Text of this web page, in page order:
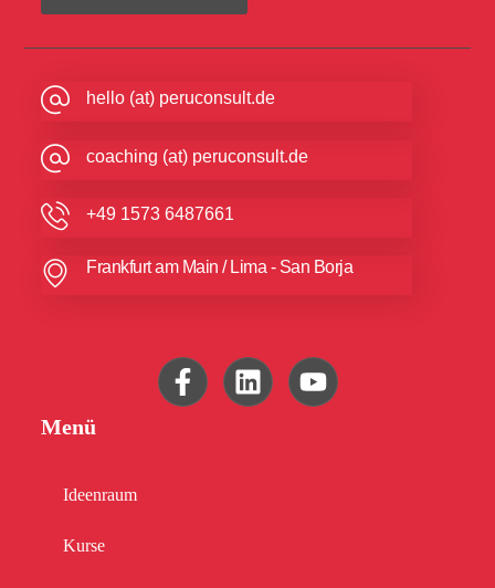
hello (at) peruconsult.de
coaching (at) peruconsult.de
+49 1573 6487661
Frankfurt am Main / Lima - San Borja
Menü
Ideenraum
Kurse